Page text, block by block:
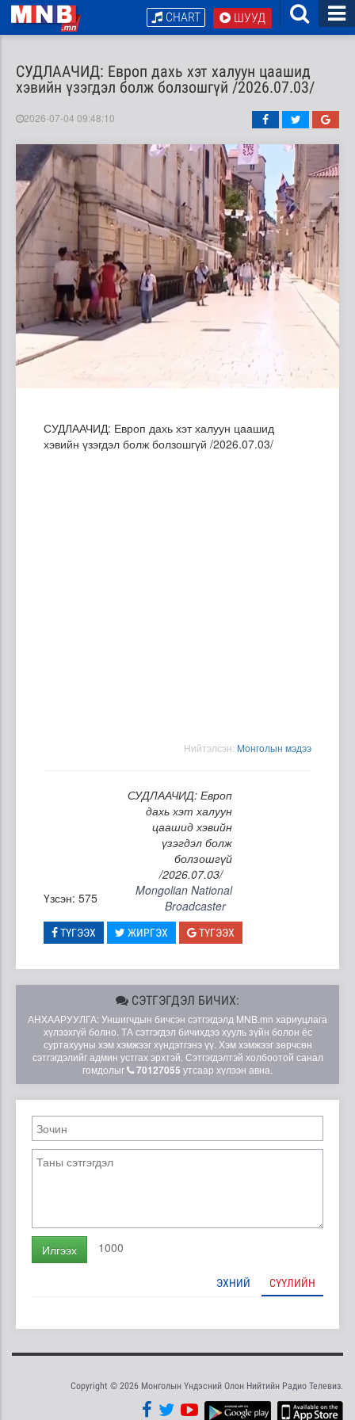
ШУУД
CHART
СУДЛААЧИД: Европ дахь хэт халуун цаашид
хэвийн үзэгдэл болж болзошгүй /2026.07.03/
2026-07-04 09:48:10
СУДЛААЧИД: Европ дахь хэт халуун цаашид
хэвийн үзэгдэл болж болзошгүй /2026.07.03/
Нийтэлсэн: Moнголын мэдээ
СУДЛААЧИД: Европ
дахь хэт халуун
цаашид хэвийн
үзэгдэл болж
болзошгүй
/2026.07.03/
Үзсэн: 575
Mongolian National
Broadcaster
ТҮГЭЭХ ЖИРГЭХ ТҮГЭЭХ
СЭТГЭГДЭЛ БИЧИХ:
АНХААРУУЛГА: Уншигчдын бичсэн сэтгэгдэлд MNB.mn хариуцлага
хүлээхгүй болно. ТА сэтгэгдэл бичихдээ хууль зүйн болон ёс
суртахууны хэм хэмжээг хүндэтгэнэ үү. Хэм хэмжээг зөрчсөн
сэтгэгдэлийг админ устгах эрхтэй. Сэтгэгдэлтэй холбоотой санал
гомдолыг
70127055 утсаар хүлээн авна.
Илгээх 1000
ЭХНИЙ СҮҮЛИЙН
Copyright © 2026 Монголын Үндэсний Олон Нийтийн Радио Телевиз.